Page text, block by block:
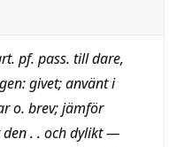
pf. pass. tilldare,
givet; använt i
o. brev; jämför
. . och dylikt —